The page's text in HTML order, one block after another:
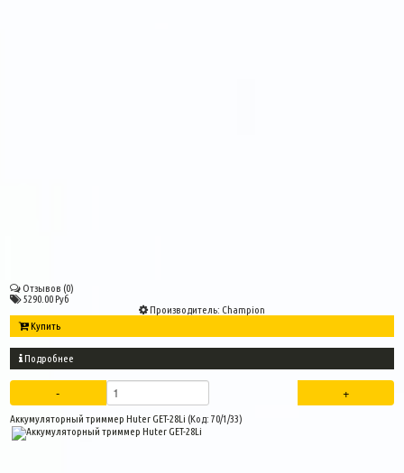
Отзывов (0)
5290.00 Руб
Производитель: Champion
Купить
Подробнее
Аккумуляторный триммер Huter GET-28Li (Код:70/1/33)